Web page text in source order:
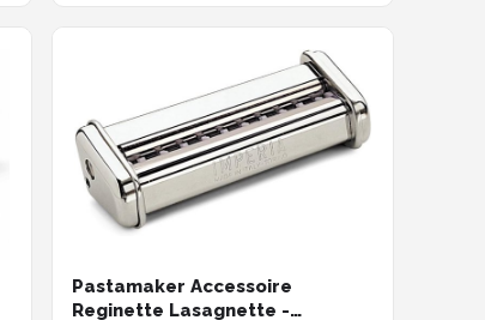
Pastamaker Accessoire
Reginette Lasagnette -